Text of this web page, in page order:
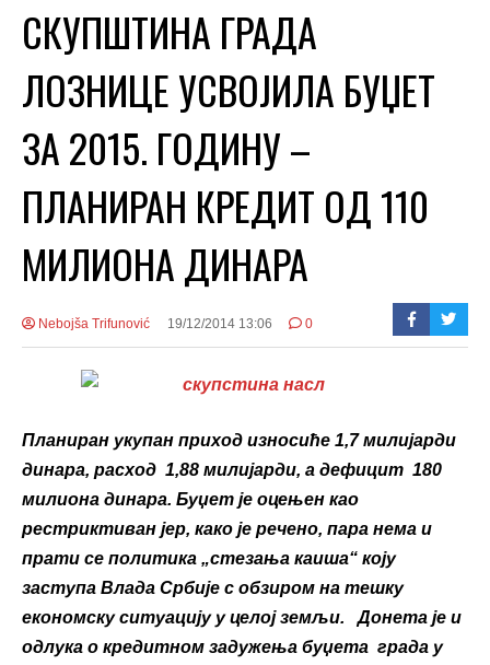
СКУПШТИНА ГРАДА
ЛОЗНИЦЕ УСВОЈИЛА БУЏЕТ
ЗА 2015. ГОДИНУ –
ПЛАНИРАН КРЕДИТ ОД 110
МИЛИОНА ДИНАРА
Nebojša Trifunović 19/12/2014 13:06 0
Планиран укупан приход износиће 1,7 милијарди
динара, расход 1,88 милијарди, а дефицит 180
милиона динара. Буџет је оцењен као
рестриктиван јер, како је речено, пара нема и
прати се политика „стезања каиша“ коју
заступа Влада Србије с обзиром на тешку
економску ситуацију у целој земљи. Донета је и
одлука о кредитном задужења буџета града у